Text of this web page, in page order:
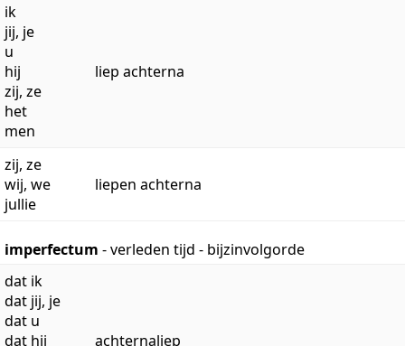
ik
jij, je
u
hij
zij, ze
het
men
liep achterna
zij, ze
wij, we
jullie
liepen achterna
imperfectum - verleden tijd - bijzinvolgorde
dat ik
dat jij, je
dat u
dat hij
achternaliep